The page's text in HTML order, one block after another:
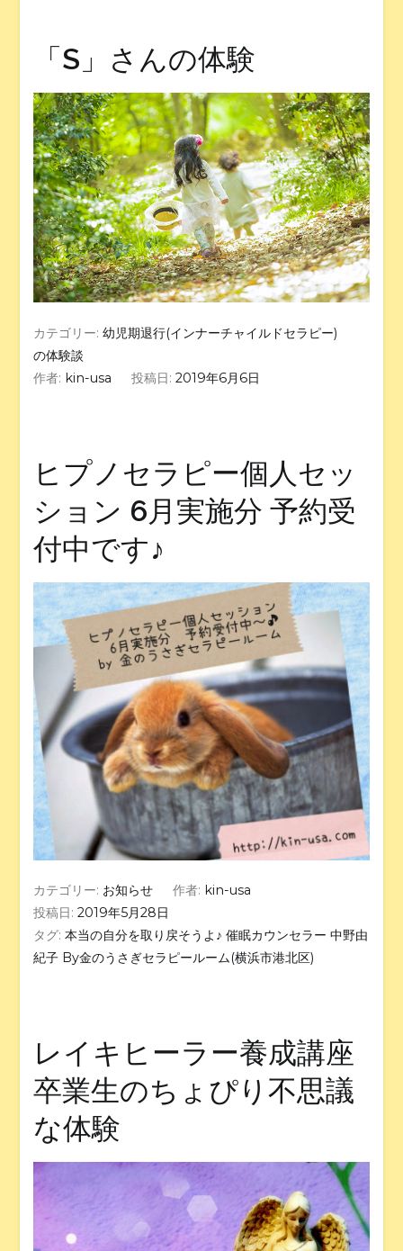
「S」さんの体験
カテゴリー:幼児期退行(インナーチャイルドセラピー)
の体験談
作者: kin-usa 投稿日: 2019年6月6日
ヒプノセラピー個人セッ
ション 6月実施分 予約受
付中です♪
カテゴリー: お知らせ 作者: kin-usa
投稿日:2019年5月28日
タグ:本当の自分を取り戻そうよ♪ 催眠カウンセラー 中野由
紀子 By金のうさぎセラピールーム(横浜市港北区)
レイキヒーラー養成講座
卒業生のちょぴり不思議
な体験